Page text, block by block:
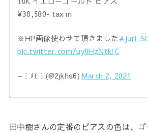
¥30,580- tax in
※HP画像使わせて頂きました
pic.twitter.com/uy0HzNtkIC
— ⵗ ﾒﾓ ⵗ (@2jkhs6)March 2, 2021
田中樹さんの定番のピアスの色は、